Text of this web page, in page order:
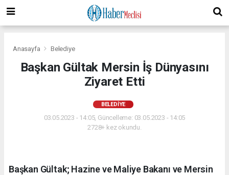
Anasayfa Belediye
Başkan Gültak Mersin İş Dünyasını
Ziyaret Etti
BELEDIYE
03.05.2023 - 14:05, Güncelleme: 03.05.2023 - 14:05
2728+ kez okundu.
Başkan Gültak; Hazine ve Maliye Bakanı ve Mersin